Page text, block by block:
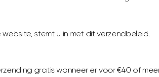
stemt u in met dit verzendbeleid.
gratis wanneer er voor €40 of